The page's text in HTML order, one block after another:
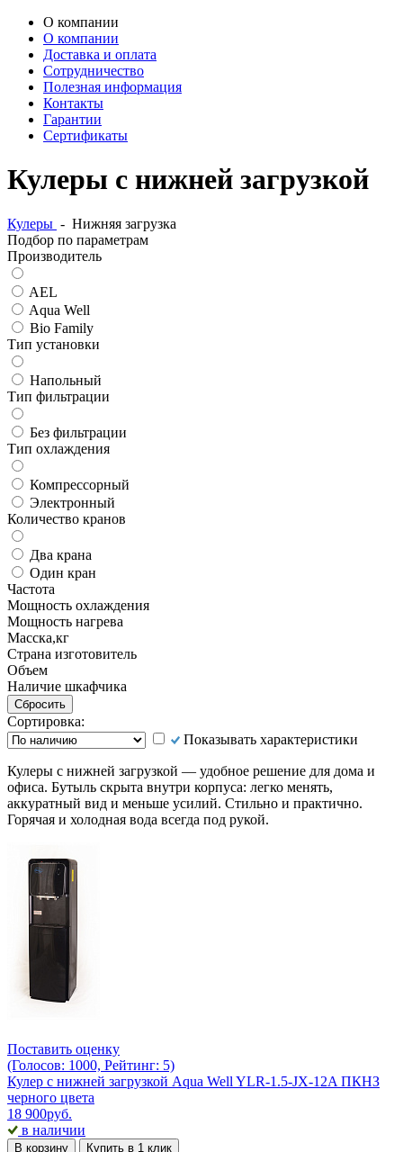
О компании
О компании
Доставка и оплата
Сотрудничество
Полезная информация
Контакты
Гарантии
Сертификаты
Кулеры с нижней загрузкой
Кулеры - Нижняя загрузка
Подбор по параметрам
Производитель
AEL
Aqua Well
Bio Family
Тип установки
Напольный
Тип фильтрации
Без фильтрации
Тип охлаждения
Компрессорный
Электронный
Количество кранов
Два крана
Один кран
Частота
Мощность охлаждения
Мощность нагрева
Масска,кг
Страна изготовитель
Объем
Наличие шкафчика
Сортировка:
Показывать характеристики
Кулеры с нижней загрузкой — удобное решение для дома и
офиса. Бутыль скрыта внутри корпуса: легко менять,
аккуратный вид и меньше усилий. Стильно и практично.
Горячая и холодная вода всегда под рукой.
Поставить оценку
(Голосов: 1000, Рейтинг: 5)
Кулер с нижней загрузкой Aqua Well YLR-1.5-JX-12A ПКНЗ
черного цвета
18 900руб.
в наличии
В корзину Купить в 1 клик